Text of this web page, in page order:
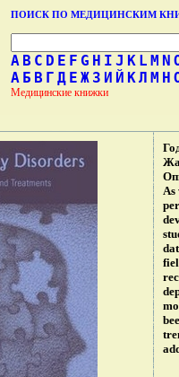
ПОИСК ПО МЕДИЦИНСКИМ
A B C D E F G H I J K L M N
А Б В Г Д Е Ж З И Й КЛ М Н
Медицинские книжки
As